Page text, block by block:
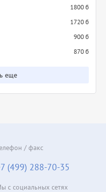
1800 б
1720 б
900 б
870 б
еще
/ факс
(499) 288-70-35
с социальных сетях